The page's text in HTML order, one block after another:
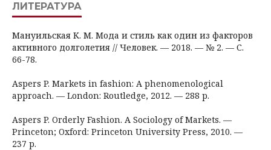
ЛИТЕРАТУРА
Мануильская К. М. Мода и стиль как один из факторов
активного долголетия // Человек. — 2018. — № 2. — С.
66-78.
Aspers P. Markets in fashion: A phenomenological
approach. — London: Routledge, 2012. — 288 p.
Aspers P. Orderly Fashion. A Sociology of Markets. —
Princeton; Oxford: Princeton University Press, 2010. —
237 p.